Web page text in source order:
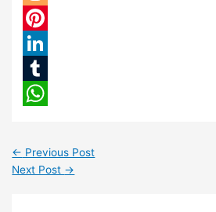
Blogger
Pinterest
LinkedIn
Tumblr
← Previous Post
Next Post →